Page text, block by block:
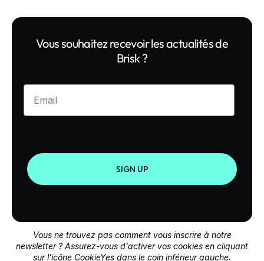
Vous souhaitez recevoir les actualités de
Brisk ?
Enter your email
SIGN UP
Vous ne trouvez pas comment vous inscrire à notre
newsletter ? Assurez-vous d'activer vos cookies en cliquant
sur l'icône CookieYes dans le coin inférieur gauche.